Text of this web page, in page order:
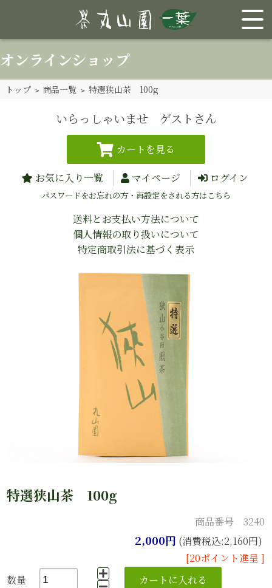
オンラインショップ
トップ > 商品一覧 > 特選狭山茶 100g
いらっしゃいませ ゲストさん
お気に入り一覧 マイページ ログイン
パスワードをお忘れの方・再設定をされる方はこちら
送料とお支払い方法について
個人情報の取り扱いについて
特定商取引法に基づく表示
特選狭山茶 100g
商品番号 3240
2,000円 (消費税込:2,160円)
[20ポイント進呈 ]
数量